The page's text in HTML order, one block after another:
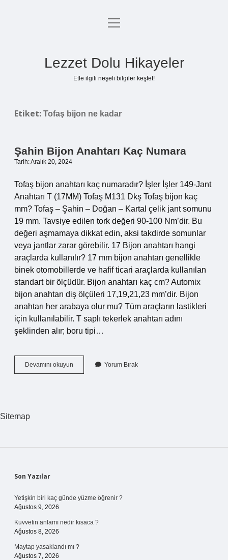
Anasayfa
menüyü
Lezzet Dolu Hikayeler
Etle ilgili neşeli bilgiler keşfet!
Etiket: Tofaş bijon ne kadar
Şahin Bijon Anahtarı Kaç Numara
Tarih: Aralık 20, 2024
Tofaş bijon anahtarı kaç numaradır? İşler İşler 149-Jant
Anahtarı T (17MM) Tofaş M131 Dkş Tofaş bijon kaç
mm? Tofaş – Şahin – Doğan – Kartal çelik jant somunu
19 mm. Tavsiye edilen tork değeri 90-100 Nm’dir. Bu
değeri aşmamaya dikkat edin, aksi takdirde somunlar
veya jantlar zarar görebilir. 17 Bijon anahtarı hangi
araçlarda kullanılır? 17 mm bijon anahtarı genellikle
binek otomobillerde ve hafif ticari araçlarda kullanılan
standart bir ölçüdür. Bijon anahtarı kaç cm? Automix
bijon anahtarı diş ölçüleri 17,19,21,23 mm’dir. Bijon
anahtarı her arabaya olur mu? Tüm araçların lastikleri
için kullanılabilir. T saplı tekerlek anahtarı adını
şeklinden alır; boru tipi…
Devamını okuyun
Bijon
Yorum Bırak
Sitemap
Sidebar
Son Yazılar
Yetişkin biri kaç günde yüzme öğrenir ?
Ağustos 9, 2026
Kuvvetin anlamı nedir kısaca ?
Ağustos 8, 2026
Maytap yasaklandı mı ?
Ağustos 7, 2026